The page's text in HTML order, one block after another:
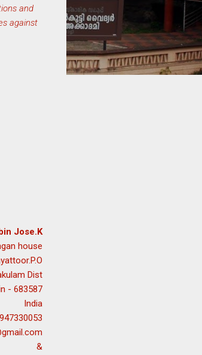
and
against
Jose.K
house
Dist
- 683587
India
&